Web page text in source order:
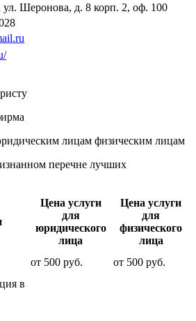
ул. Шеронова, д. 8 корп. 2, оф. 100
лицам физическим лицам
перечне лучших
Цена услуги
для
юридического
лица
Цена услуги
для
физического
лица
от 500 руб. от 500 руб.
в